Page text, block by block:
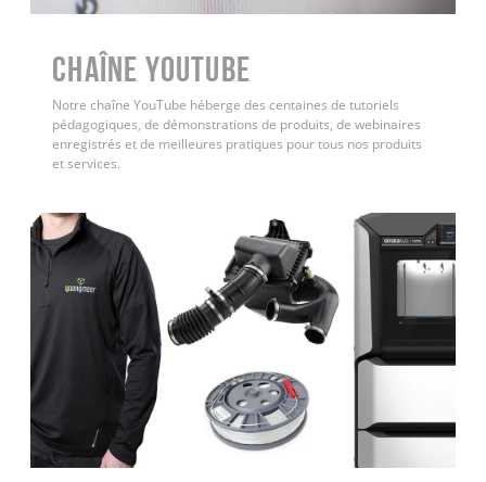
Chaîne YouTube
Notre chaîne YouTube héberge des centaines de tutoriels
pédagogiques, de démonstrations de produits, de webinaires
enregistrés et de meilleures pratiques pour tous nos produits
et services.